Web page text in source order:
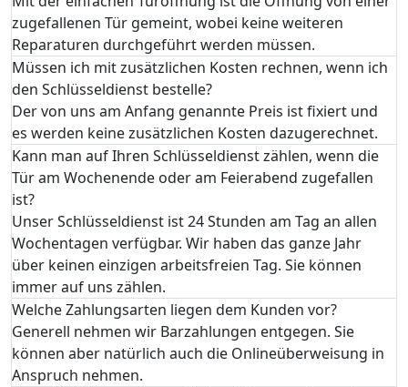
zugefallenen Tür gemeint, wobei keine weiteren
Reparaturen durchgeführt werden müssen.
Müssen ich mit zusätzlichen Kosten rechnen, wenn ich
den Schlüsseldienst bestelle?
Der von uns am Anfang genannte Preis ist fixiert und
es werden keine zusätzlichen Kosten dazugerechnet.
Kann man auf Ihren Schlüsseldienst zählen, wenn die
Tür am Wochenende oder am Feierabend zugefallen
ist?
Unser Schlüsseldienst ist 24 Stunden am Tag an allen
Wochentagen verfügbar. Wir haben das ganze Jahr
über keinen einzigen arbeitsfreien Tag. Sie können
immer auf uns zählen.
Welche Zahlungsarten liegen dem Kunden vor?
Generell nehmen wir Barzahlungen entgegen. Sie
können aber natürlich auch die Onlineüberweisung in
Anspruch nehmen.